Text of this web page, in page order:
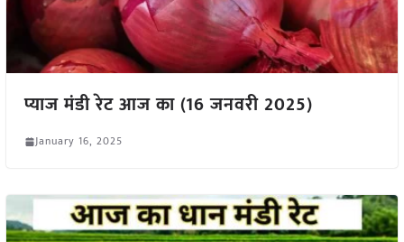
प्याज मंडी रेट आज का (16 जनवरी 2025)
January 16, 2025